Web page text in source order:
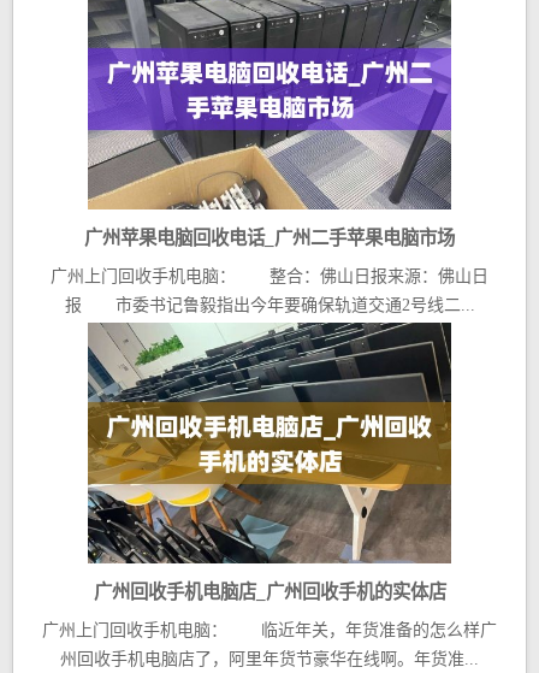
广州苹果电脑回收电话_广州二手苹果电脑市场
广州上门回收手机电脑： 整合：佛山日报来源：佛山日
报 市委书记鲁毅指出今年要确保轨道交通2号线二...
广州回收手机电脑店_广州回收手机的实体店
广州上门回收手机电脑： 临近年关，年货准备的怎么样广
州回收手机电脑店了，阿里年货节豪华在线啊。年货准...